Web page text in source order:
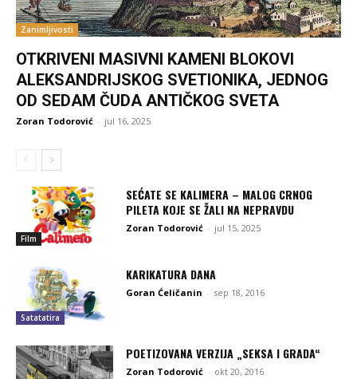
Zanimljivosti
OTKRIVENI MASIVNI KAMENI BLOKOVI
ALEKSANDRIJSKOG SVETIONIKA, JEDNOG
OD SEDAM ČUDA ANTIČKOG SVETA
Zoran Todorović - jul 16, 2025
Film
SEĆATE SE KALIMERA – MALOG CRNOG
PILETA KOJE SE ŽALI NA NEPRAVDU
Zoran Todorović - jul 15, 2025
Satatatira
KARIKATURA DANA
Goran Ćeličanin - sep 18, 2016
POETIZOVANA VERZIJA „SEKSA I GRADA“
Zoran Todorović - okt 20, 2016